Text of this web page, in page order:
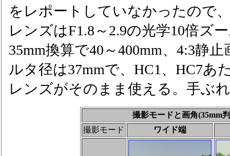
をレポートしていなかったので
レンズはF1.8～2.9の光学10倍ズ
35mm換算で40～400mm、4:3静
ルタ径は37mmで、HC1、HC7あ
レンズがそのまま使える。手ぶ
撮影モードと画角(35mm
撮影モード
ワイド端